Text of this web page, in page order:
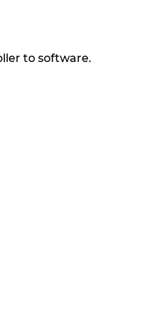
to software.